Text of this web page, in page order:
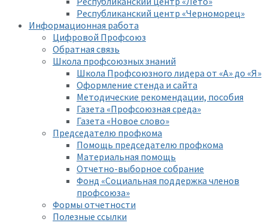
Республиканский центр «Черноморец»
Информационная работа
Цифровой Профсоюз
Обратная связь
Школа профсоюзных знаний
Школа Профсоюзного лидера от «А» до «Я»
Оформление стенда и сайта
Методические рекомендации, пособия
Газета «Профсоюзная среда»
Газета «Новое слово»
Председателю профкома
Помощь председателю профкома
Материальная помощь
Отчетно-выборное собрание
Фонд «Социальная поддержка членов
профсоюза»
Формы отчетности
Полезные ссылки